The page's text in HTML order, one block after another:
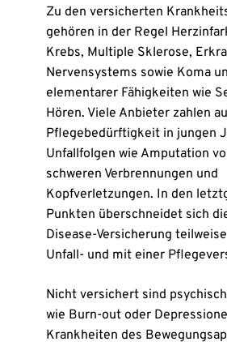
Zu den versicherten
gehören in der Regel
Krebs, Multiple Sklerose,
Nervensystems sowie Koma
elementarer Fähigkeiten wie
Hören. Viele Anbieter zahlen
Pflegebedürftigkeit in jungen
Unfallfolgen wie Amputation
schweren Verbrennungen und
Kopfverletzungen. In den
Punkten überschneidet sich
Disease-Versicherung
Unfall- und mit einer
Nicht versichert sind
wie Burn-out oder
Krankheiten des